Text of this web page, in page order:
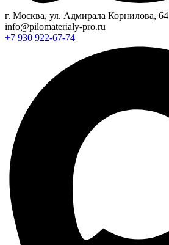
г. Москва, ул. Адмирала Корнилова, 64
info@pilomaterialy-pro.ru
+7 930 922-67-74